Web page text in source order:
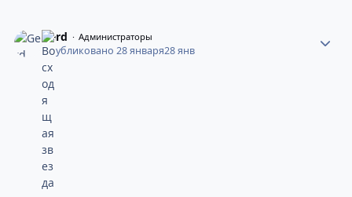
Gerd Администраторы
Опубликовано28 января28 янв